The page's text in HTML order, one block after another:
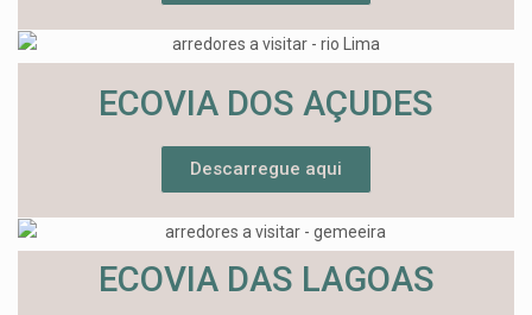
ECOVIA DOS AÇUDES
Descarregue aqui
ECOVIA DAS LAGOAS